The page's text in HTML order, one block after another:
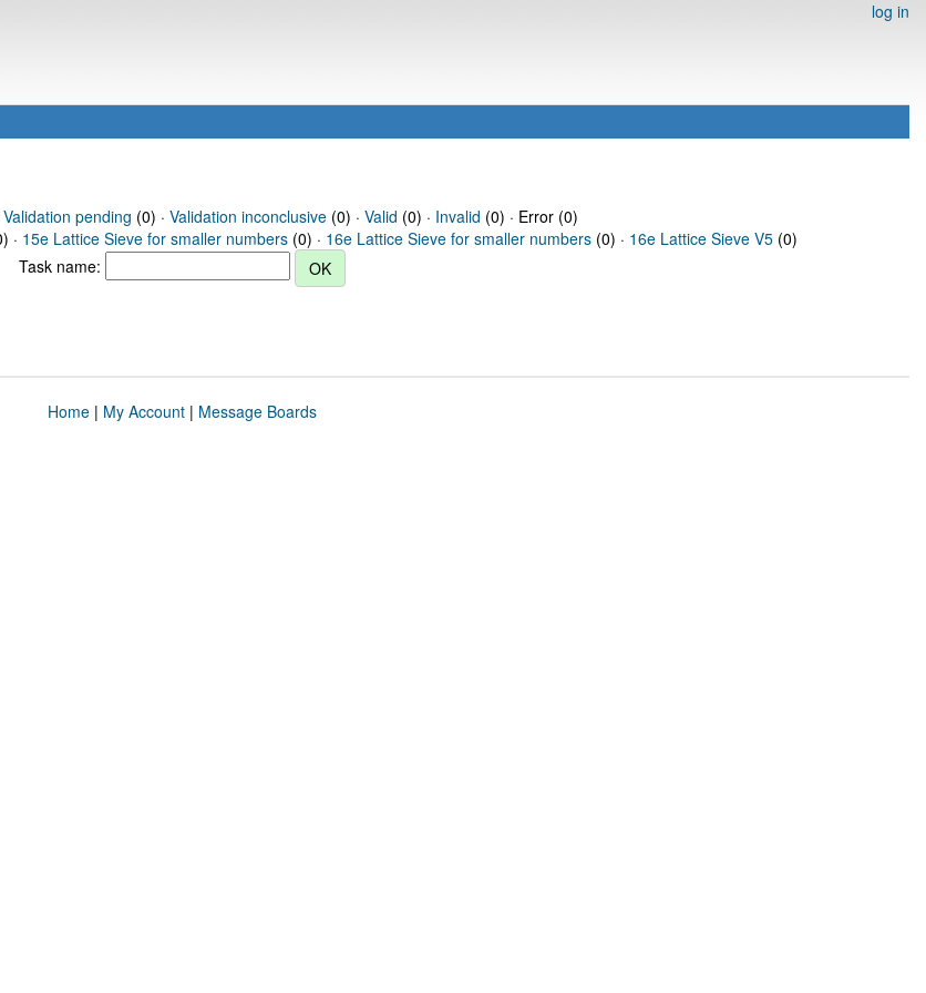
log in
Validation pending (0) · Validation inconclusive(0) · Valid (0) · Invalid (0) · Error (0)
· 15e Lattice Sieve for smaller numbers (0) · 16e Lattice Sieve for smaller numbers (0) · 16e Lattice Sieve V5 (0)
Task name:
Home| My Account| Message Boards